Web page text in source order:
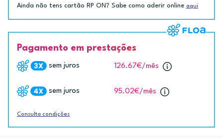
Ainda não tens cartão RP ON? Sabe como aderir online aqui
Pagamento em prestações
sem juros 126.67€/mês
sem juros 95.02€/mês
Consulta condições